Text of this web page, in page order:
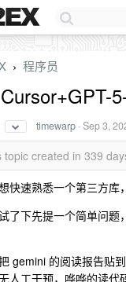
› 程序员
timewarp ·Sep 3,
topic created in 339
快速熟悉一个第三方库
了下先提一个简单问题
gemini 的阅读报告贴
人工干预，哗哗的读代